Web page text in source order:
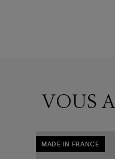
VOUS
MADE IN FRANCE